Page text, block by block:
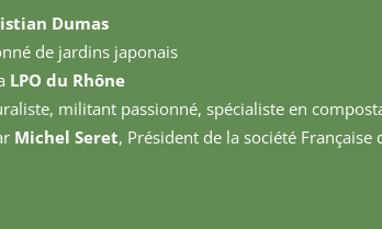
Dumas
de jardins japonais
LPO du Rhône
militant passionné, spécialiste en
Michel Seret, Président de la société Française